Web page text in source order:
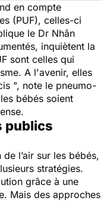
en compte
(PUF), celles-ci
le Dr Nhân
inquiètent la
sont celles qui
. A l'avenir, elles
", note le pneumo-
bébés soient
publics
l’air sur les bébés,
stratégies.
grâce à une
Mais des approches